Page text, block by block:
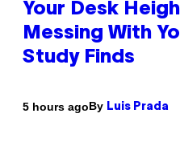
Your Desk
Messing With
Study Finds
5 hours agoBy Luis Prada